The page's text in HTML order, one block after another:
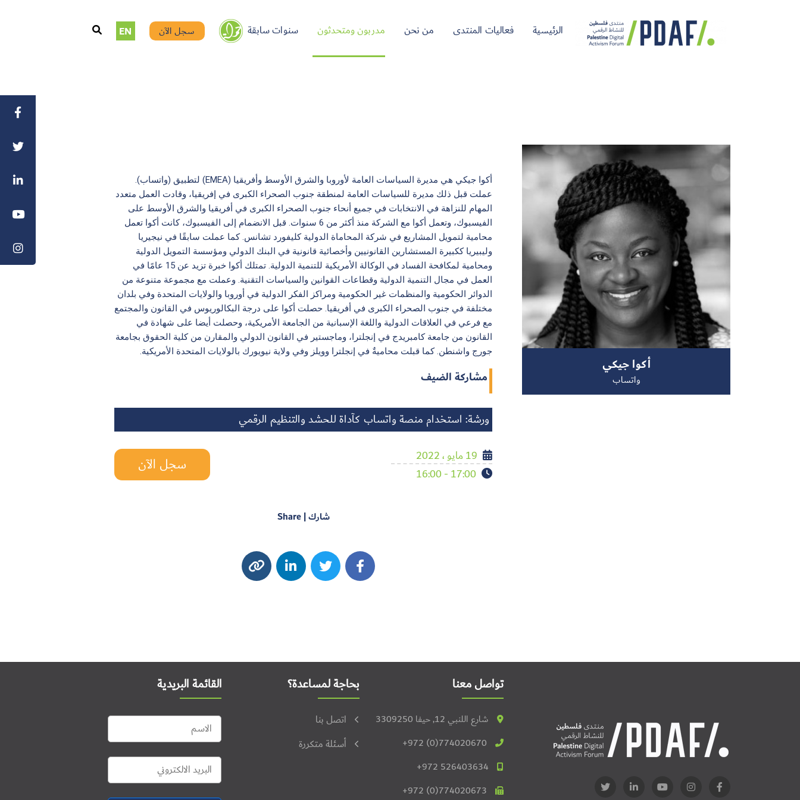
الرئيسية فعاليات المنتدى من نحن مدربون ومتحدثون سنوات سابقة سجل الآن EN
أكوا جيكي
واتساب
أكوا جيكي هي مديرة السياسات العامة لأوروبا والشرق الأوسط وأفريقيا (EMEA) لتطبيق (واتساب).
عملت قبل ذلك مديرة للسياسات العامة لمنطقة جنوب الصحراء الكبرى في إفريقيا، وقادت العمل متعدد
المهام للنزاهة في الانتخابات في جميع أنحاء جنوب الصحراء الكبرى في أفريقيا والشرق الأوسط على
الفيسبوك، وتعمل أكوا مع الشركة منذ أكثر من 6 سنوات. قبل الانضمام إلى الفيسبوك، كانت أكوا تعمل
محامية لتمويل المشاريع في شركة المحاماة الدولية كليفورد تشانس. كما عملت سابقًا في نيجيريا
وليبيريا ككبيرة المستشارين القانونيين وأخصائية قانونية في البنك الدولي ومؤسسة التمويل الدولية
ومحامية لمكافحة الفساد في الوكالة الأمريكية للتنمية الدولية. تمتلك أكوا خبرة تزيد عن 15 عامًا في
العمل في مجال التنمية الدولية وقطاعات القوانين والسياسات التقنية. وعملت مع مجموعة متنوعة من
الدوائر الحكومية والمنظمات غير الحكومية ومراكز الفكر الدولية في أوروبا والولايات المتحدة وفي بلدان
مختلفة في جنوب الصحراء الكبرى في أفريقيا. حصلت أكوا على درجة البكالوريوس في القانون والمجتمع
مع فرعي في العلاقات الدولية واللغة الإسبانية من الجامعة الأمريكية، وحصلت أيضا على شهادة في
القانون من جامعة كامبريدج في إنجلترا، وماجستير في القانون الدولي والمقارن من كلية الحقوق بجامعة
جورج واشنطن. كما قبلت محاميةٌ في إنجلترا وويلز وفي ولاية نيويورك بالولايات المتحدة الأمريكية.
مشاركة الضيف
ورشة: استخدام منصة واتساب كآداة للحشد والتنظيم الرقمي
19 مايو ، 2022
17:00 - 16:00
سجل الآن
شارك | Share
تواصل معنا
شارع اللنبي 12, حيفا 3309250
+972 (0)774020670
+972 526403634
+972 (0)774020673
بحاجة لمساعدة؟
اتصل بنا
أسئلة متكررة
القائمة البريدية